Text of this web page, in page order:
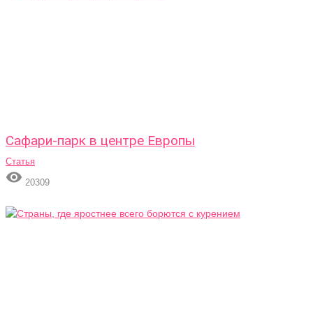
Сафари-парк в центре Европы
Статья
 20309